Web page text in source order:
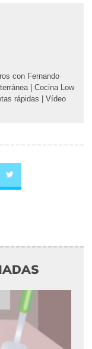
con Fernando
| Cocina Low
rápidas | Vídeo